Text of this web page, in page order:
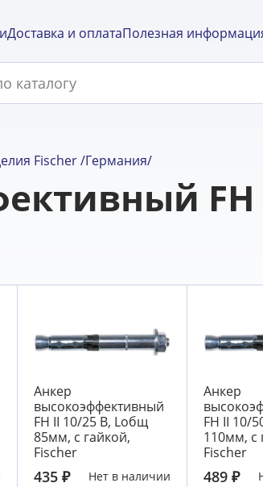
Доставка и оплатаПолезная
Fischer /Германия/
FH
Анкер
высокоэффективный
FH II 10/25 В, Lобщ
85мм, с гайкой,
Fischer
435 ₽ Нет в наличии
Анкер
FH II 10/
110мм, с
Fischer
489 ₽